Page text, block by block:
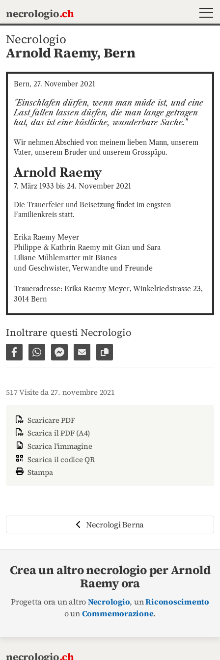
necrologio.ch
Necrologio
Arnold Raemy,Bern
Bern, 27. November 2021
"Einschlafen dürfen, wenn man müde ist, und eine
Last fallen lassen dürfen, die man lange getragen
hat, das ist eine köstliche, wunderbare Sache."
Wir nehmen Abschied von meinem lieben Mann, unserem
Vater, unserem Bruder und unserem Grosspäpu.
Arnold Raemy
7. März 1933 bis 24. November 2021
Die Trauerfeier und Beisetzung findet im engsten
Familienkreis statt.
Erika Raemy Meyer
Philippe & Kathrin Raemy mit Gian und Sara
Liliane Mühlematter mit Bianca
und Geschwister, Verwandte und Freunde
Traueradresse: Erika Raemy Meyer, Winkelriedstrasse 23,
3014 Bern
Inoltrare questi Necrologio
Condividi su Facebook
Condividi su WhatsApp
Inviare per Facebook Messenger
Inviare per email
Copia il link alla pagina
517 Visite da 27. novembre 2021
Scaricare PDF
Scarica il PDF (A4)
Scarica l'immagine
Scarica il codice QR
Stampa
Necrologi Berna
Crea un altro necrologio per Arnold
Raemy ora
Progetta ora un altroNecrologio, unRiconoscimento
o unCommemorazione.
necrologio.ch